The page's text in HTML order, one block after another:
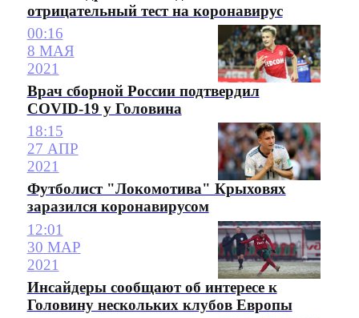
отрицательный тест на коронавирус
00:16
8 МАЯ
2021
Врач сборной России подтвердил
COVID-19 у Головина
18:15
27 АПР
2021
Футболист "Локомотива" Крыховях
заразился коронавирусом
12:01
30 МАР
2021
Инсайдеры сообщают об интересе к
Головину нескольких клубов Европы